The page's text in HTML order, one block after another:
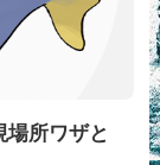
場所ワザと